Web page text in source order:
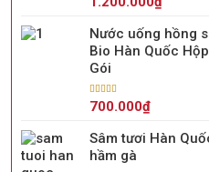
sao
Nước uống hồng
Bio Hàn Quốc
Gói
Được xếp
sao
700.000₫
Sâm tươi Hàn
hầm gà